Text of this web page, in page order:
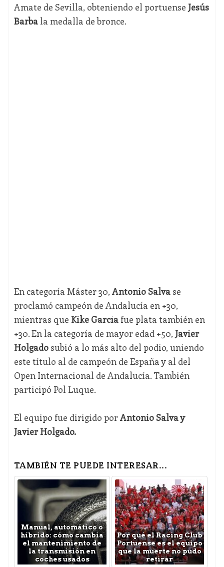
Amate de Sevilla, obteniendo el portuense Jesús
Barbala medalla de bronce.
En categoría Máster 30, Antonio Salvase
proclamó campeón de Andalucía en +30,
mientras que Kike Garcíafue plata también en
+30. En la categoría de mayor edad +50, Javier
Holgadosubió a lo más alto del podio, uniendo
este título al de campeón de España y al del
Open Internacional de Andalucía. También
participó Pol Luque.
El equipo fue dirigido porAntonio Salva y
Javier Holgado.
TAMBIÉN TE PUEDE INTERESAR...
Manual, automático o
híbrido: cómo cambia
el mantenimiento de
la transmisión en
coches usados
Por qué el Racing Club
Portuense es el equipo
que la muerte no pudo
retirar